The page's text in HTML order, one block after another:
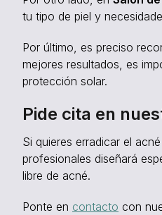
tu tipo de piel y
Por último, es preciso
mejores resultados, es
protección solar.
Pide cita en
Si quieres erradicar el
profesionales diseñará
libre de acné.
Ponte en contacto con